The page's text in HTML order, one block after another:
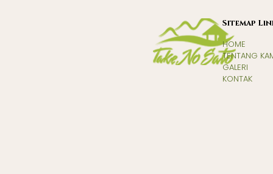
Sitemap
HOME
TENTANG
GALERI
KONTAK